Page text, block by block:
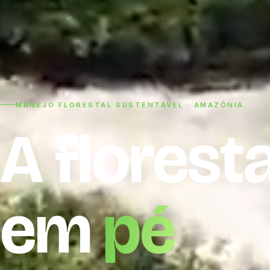
MANEJO FLORESTAL SUSTENTÁVEL · AMAZÔNIA
A
empé